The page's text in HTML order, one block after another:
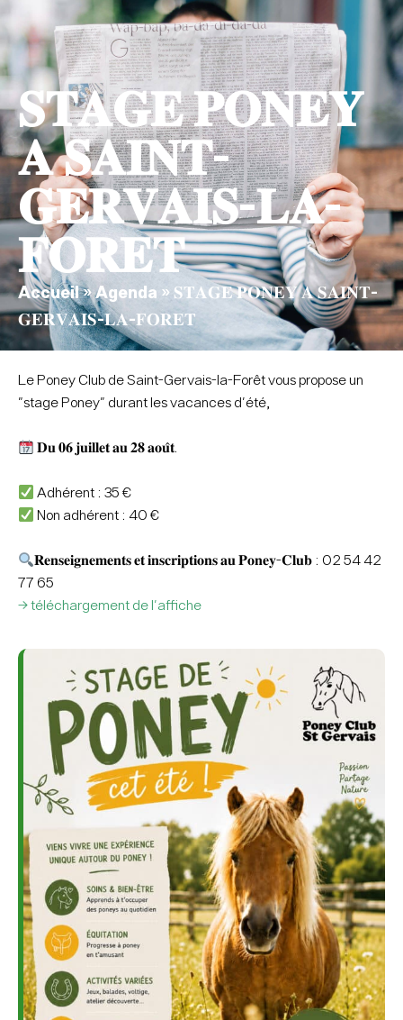
𝐒𝐓𝐀𝐆𝐄 𝐏𝐎𝐍𝐄𝐘
𝐀 𝐒𝐀𝐈𝐍𝐓-
𝐆𝐄𝐑𝐕𝐀𝐈𝐒-𝐋𝐀-
𝐅𝐎𝐑𝐄𝐓
Accueil»Agenda » 𝐒𝐓𝐀𝐆𝐄 𝐏𝐎𝐍𝐄𝐘 𝐀 𝐒𝐀𝐈𝐍𝐓-
𝐆𝐄𝐑𝐕𝐀𝐈𝐒-𝐋𝐀-𝐅𝐎𝐑𝐄𝐓
Le Poney Club de Saint-Gervais-la-Forêt vous propose un
"stage Poney" durant les vacances d'été,
𝐃𝐮 𝟎𝟔 𝐣𝐮𝐢𝐥𝐥𝐞𝐭 𝐚𝐮 𝟐𝟖 𝐚𝐨𝐮̂𝐭.
Adhérent : 35 €
Non adhérent : 40 €
𝐑𝐞𝐧𝐬𝐞𝐢𝐠𝐧𝐞𝐦𝐞𝐧𝐭𝐬 𝐞𝐭 𝐢𝐧𝐬𝐜𝐫𝐢𝐩𝐭𝐢𝐨𝐧𝐬 𝐚𝐮 𝐏𝐨𝐧𝐞𝐲-𝐂𝐥𝐮𝐛 : 02 54 42
77 65
-> téléchargement de l'affiche